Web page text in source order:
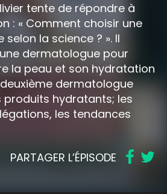
tente de répondre à
: « Comment choisir une
la science ? ». Il
dermatologue pour
la peau et son hydratation
dermatologue
hydratants; les
les tendances
PARTAGER L’ÉPISODE